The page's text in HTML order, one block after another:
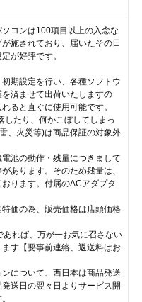
コンは100項目以上の入念な
施されており、届いたその日
が好評です。
期設定を行い、各種ソフトウ
済ませて出荷いたしますの
ると直ぐに使用可能です。
たり、何かこぼしてしまっ
、火災等)は商品保証の対象外
池の動作・残量につきまして
あります。そのため残量は、
ります。付属のACアダプタ
価の為、販売価格は店頭価格
れば、万が一お気に召さない
す【要事前連絡、返送料はお
について、西日本は商品発送
送日の翌々日よりサービス開